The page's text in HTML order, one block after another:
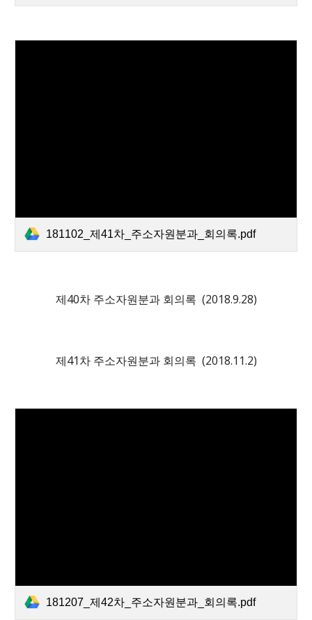
181102_제41차_주소자원분과_회의록.pdf
제40차 주소자원분과 회의록 (2018.9.28)
제41차 주소자원분과 회의록 (2018.11.2)
181207_제42차_주소자원분과_회의록.pdf